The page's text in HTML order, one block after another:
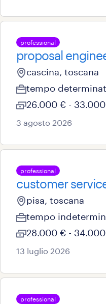
professional
proposal
cascina, toscana
tempo
26.000 € -
3 agosto 2026
professional
customer
pisa, toscana
tempo
28.000 € -
13 luglio 2026
professional